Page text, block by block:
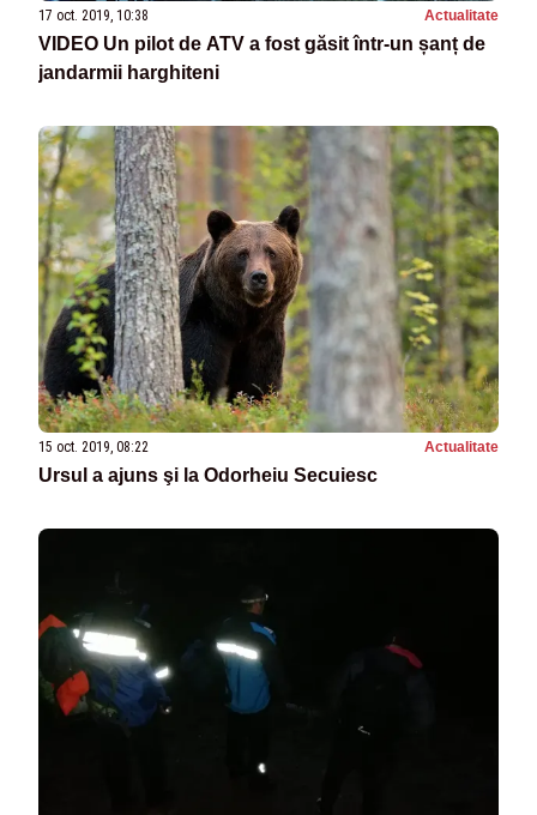
17 oct. 2019, 10:38 Actualitate
VIDEO Un pilot de ATV a fost găsit într-un șanț de
jandarmii harghiteni
15 oct. 2019, 08:22 Actualitate
Ursul a ajuns şi la Odorheiu Secuiesc